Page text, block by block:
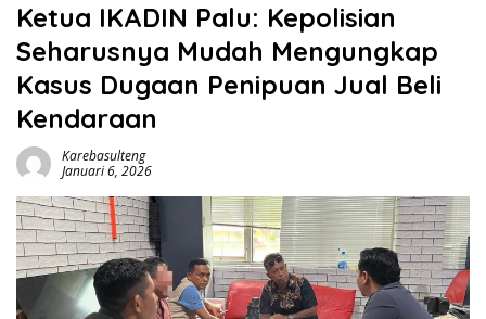
Ketua IKADIN Palu: Kepolisian
Seharusnya Mudah Mengungkap
Kasus Dugaan Penipuan Jual Beli
Kendaraan
Karebasulteng
Januari 6, 2026